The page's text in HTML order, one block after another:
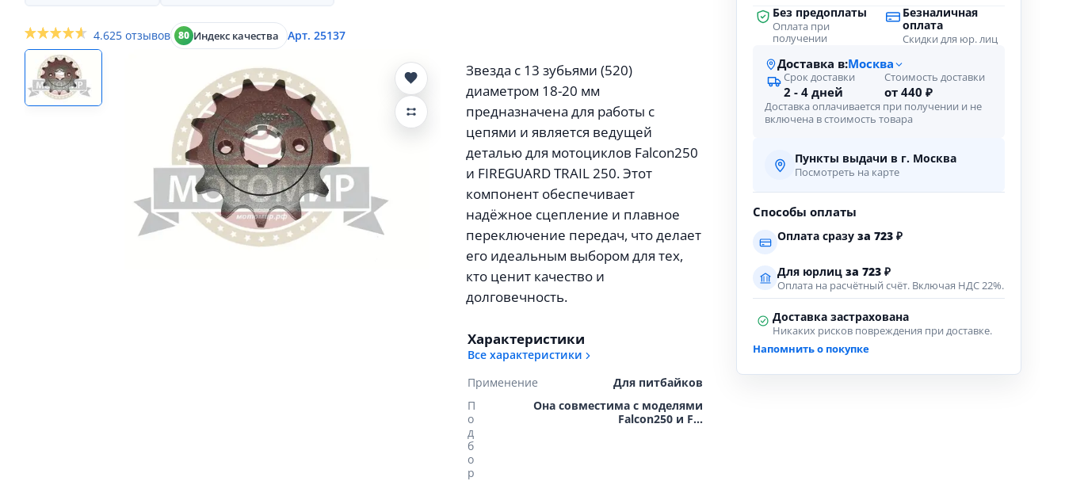
4.625 отзывов 80 Индекс качества Арт. 25137
Звезда с 13 зубьями (520)
диаметром 18-20 мм
предназначена для работы с
цепями и является ведущей
деталью для мотоциклов Falcon250
и FIREGUARD TRAIL 250. Этот
компонент обеспечивает
надёжное сцепление и плавное
переключение передач, что делает
его идеальным выбором для тех,
кто ценит качество и
долговечность.
Характеристики
Все характеристики
Применение
Для питбайков
П
о
д
б
о
р
Она совместима с моделями
Falcon250 и F...
Без предоплаты
Оплата при
получении
Безналичная
оплата
Скидки для юр. лиц
Доставка в:Москва
Срок доставки
2 - 4 дней
Стоимость доставки
от 440 ₽
Доставка оплачивается при получении и не
включена в стоимость товара
Пункты выдачи в г. Москва
Посмотреть на карте
Способы оплаты
Оплата сразу за 723 ₽
Для юрлиц за 723 ₽
Оплата на расчётный счёт. Включая НДС 22%.
Доставка застрахована
Никаких рисков повреждения при доставке.
Напомнить о покупке